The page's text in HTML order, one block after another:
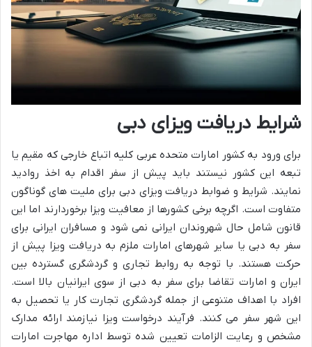
شرایط دریافت ویزای دبی
برای ورود به کشور امارات متحده عربی کلیه اتباع خارجی که مقیم یا
تبعه این کشور نیستند باید پیش از سفر اقدام به اخذ روادید
نمایند. شرایط و ضوابط دریافت ویزای دبی برای ملیت های گوناگون
متفاوت است. اگرچه برخی کشورها از معافیت ویزا برخوردارند اما این
قانون شامل حال شهروندان ایرانی نمی شود و مسافران ایرانی برای
سفر به دبی یا سایر شهرهای امارات ملزم به دریافت ویزا پیش از
حرکت هستند. با توجه به روابط تجاری و گردشگری گسترده بین
ایران و امارات تقاضا برای سفر به دبی از سوی ایرانیان بالا است.
افراد با اهداف متنوعی از جمله گردشگری تجارت کار یا تحصیل به
این شهر سفر می کنند. فرآیند درخواست ویزا نیازمند ارائه مدارک
مشخص و رعایت الزامات تعیین شده توسط اداره مهاجرت امارات